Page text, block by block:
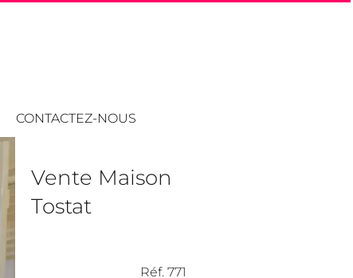
CONTACTEZ-NOUS
Vente Maison
Tostat
Réf. 771